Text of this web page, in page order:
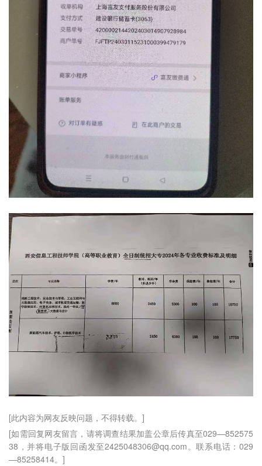
[此内容为网友反映问题，不得转载。]
[如需回复网友留言，请将调查结果加盖公章后传真至029—852575
38，并将电子版回函发至2425048306@qq.com。联系电话：029
—85258414。]